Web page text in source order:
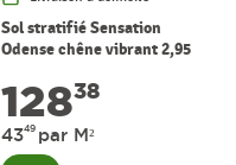
Sol stratifié Sensation
Odense chêne vibrant 2,95
12838
4349 par M²